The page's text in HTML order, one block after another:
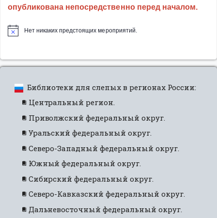
опубликована непосредственно перед началом.
Нет никаких предстоящих мероприятий.
Библиотеки для слепых в регионах России:
Центральный регион.
Приволжский федеральный округ.
Уральский федеральный округ.
Северо-Западный федеральный округ.
Южный федеральный округ.
Сибирский федеральный округ.
Северо-Кавказский федеральный округ.
Дальневосточный федеральный округ.